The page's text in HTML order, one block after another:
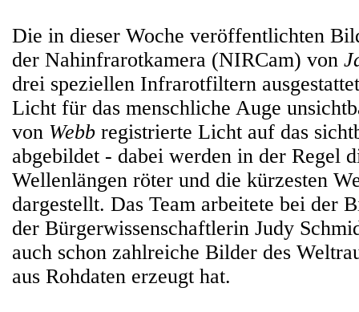
Die in dieser Woche veröffentlichten
der Nahinfrarotkamera (NIRCam) von
drei speziellen Infrarotfiltern
Licht für das menschliche Auge
von Webb registrierte Licht auf das
abgebildet - dabei werden in der Regel
Wellenlängen röter und die kürzesten
dargestellt. Das Team arbeitete bei der
der Bürgerwissenschaftlerin Judy
auch schon zahlreiche Bilder des
aus Rohdaten erzeugt hat.